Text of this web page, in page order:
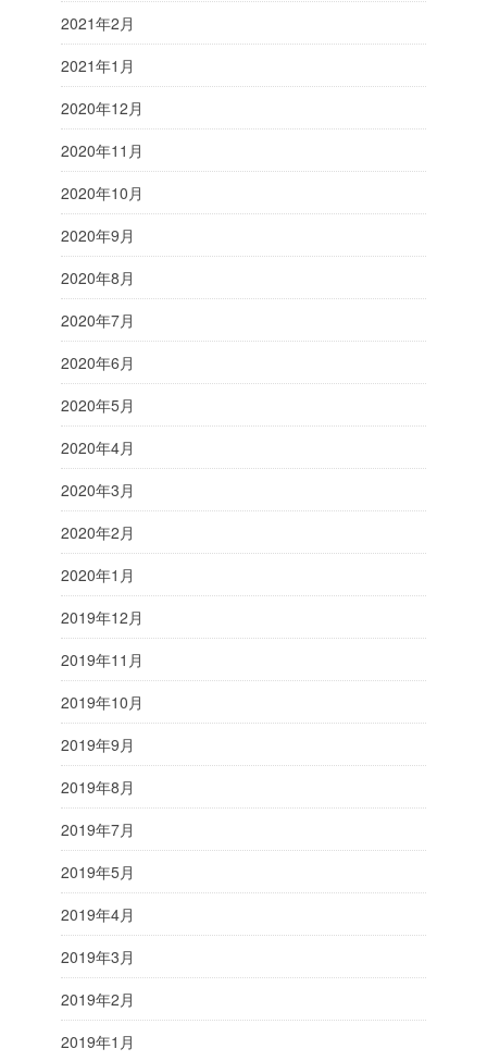
2021年2月
2021年1月
2020年12月
2020年11月
2020年10月
2020年9月
2020年8月
2020年7月
2020年6月
2020年5月
2020年4月
2020年3月
2020年2月
2020年1月
2019年12月
2019年11月
2019年10月
2019年9月
2019年8月
2019年7月
2019年5月
2019年4月
2019年3月
2019年2月
2019年1月